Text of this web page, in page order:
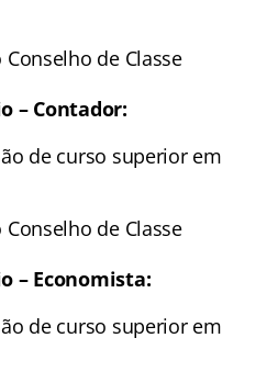
de Classe
– Contador:
de curso superior em
de Classe
– Economista:
de curso superior em